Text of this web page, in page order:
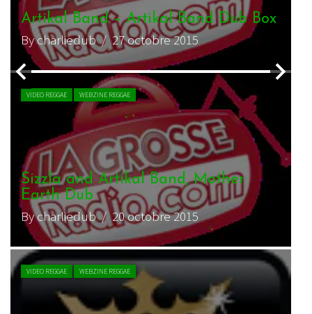
Vidéo 360° #6
By zopelartisto/ 15 décembre 2016
VIDEO REGGAE WEBZINE REGGAE
Artikal Band & Volodia – Au final –
Live Session Vidéo 360° #4
By charliedub/ 17 septembre 2016
VIDEO REGGAE WEBZINE REGGAE